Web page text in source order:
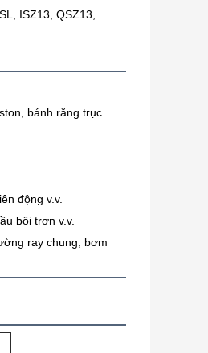
ISZ13, QSZ13,
bánh răng trục
động v.v.
bôi trơn v.v.
ray chung, bơm